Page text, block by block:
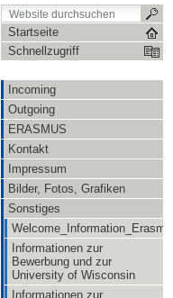
Startseite
Schnellzugriff
Incoming
Outgoing
ERASMUS
Kontakt
Impressum
Bilder, Fotos, Grafiken
Sonstiges
Welcome_Information_Erasmus
Informationen zur
Bewerbung und zur
University of Wisconsin
Informationen zur